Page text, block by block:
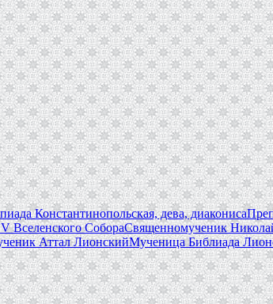
Константинопольская, дева, диакониса
Вселенского СобораСвященномученик
Аттал ЛионскийМученица Библиада